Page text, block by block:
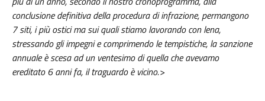
conclusione definitiva della procedura di infrazione, permangono
7 siti, i più ostici ma sui quali stiamo lavorando con lena,
stressando gli impegni e comprimendo le tempistiche, la sanzione
annuale è scesa ad un ventesimo di quella che avevamo
ereditato 6 anni fa, il traguardo è vicino.>